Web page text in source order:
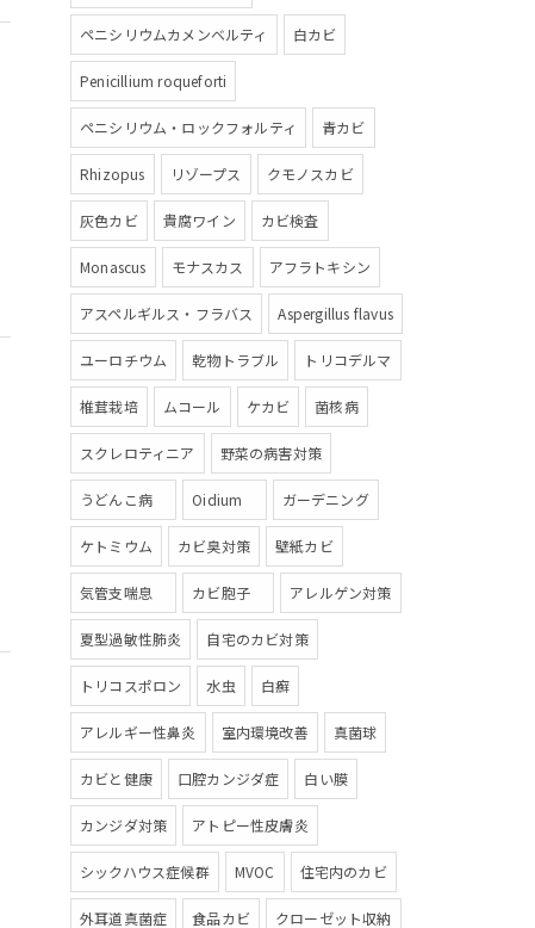
ペニシリウムカメンベルティ 白カビ
Penicillium roqueforti
ペニシリウム・ロックフォルティ 青カビ
Rhizopus リゾープス クモノスカビ
灰色カビ 貴腐ワイン カビ検査
Monascus モナスカス アフラトキシン
アスペルギルス・フラバス Aspergillus flavus
ユーロチウム 乾物トラブル トリコデルマ
椎茸栽培 ムコール ケカビ 菌核病
スクレロティニア 野菜の病害対策
うどんこ病 Oidium ガーデニング
ケトミウム カビ臭対策 壁紙カビ
気管支喘息 カビ胞子 アレルゲン対策
夏型過敏性肺炎 自宅のカビ対策
トリコスポロン 水虫 白癬
アレルギー性鼻炎 室内環境改善 真菌球
カビと健康 口腔カンジダ症 白い膜
カンジダ対策 アトピー性皮膚炎
シックハウス症候群 MVOC 住宅内のカビ
外耳道真菌症 食品カビ クローゼット収納